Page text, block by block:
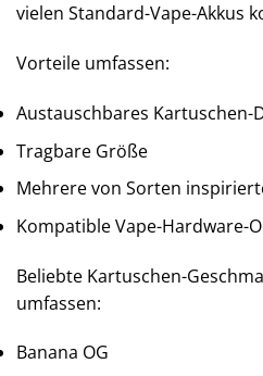
vielen Standard-Vape-Akkus
Vorteile umfassen:
Austauschbares Kartuschen-
Tragbare Größe
Mehrere von Sorten
Kompatible Vape-Hardware-
Beliebte Kartuschen-
umfassen:
Banana OG